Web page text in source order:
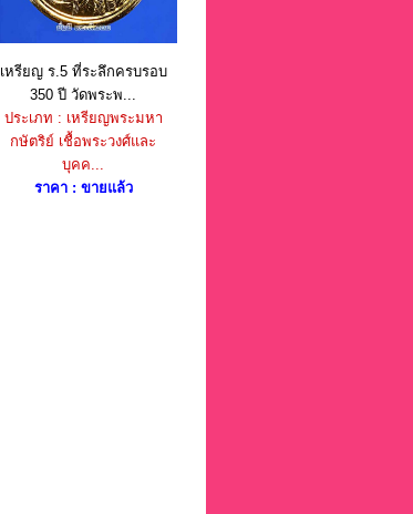
เหรียญ ร.5 ที่ระลึกครบรอบ
350 ปี วัดพระพ...
ประเภท : เหรียญพระมหา
กษัตริย์ เชื้อพระวงศ์และ
บุคค...
ราคา : ขายแล้ว